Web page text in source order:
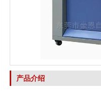
产品介绍